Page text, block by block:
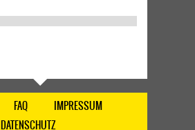
FAQ
IMPRESSUM
DATENSCHUTZ